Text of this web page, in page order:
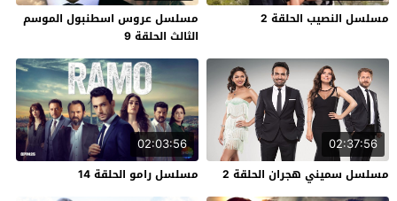
مسلسل النصيب الحلقة 2
مسلسل عروس اسطنبول الموسم
الثالث الحلقة 9
02:37:56
مسلسل سميني هجران الحلقة 2
02:03:56
مسلسل رامو الحلقة 14